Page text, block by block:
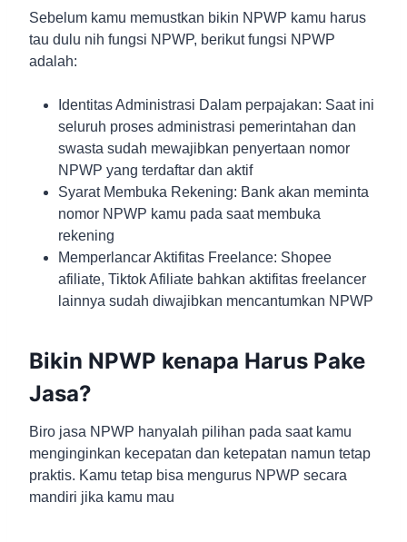
Sebelum kamu memustkan bikin NPWP kamu harus
tau dulu nih fungsi NPWP, berikut fungsi NPWP
adalah:
Identitas Administrasi Dalam perpajakan: Saat ini
seluruh proses administrasi pemerintahan dan
swasta sudah mewajibkan penyertaan nomor
NPWP yang terdaftar dan aktif
Syarat Membuka Rekening: Bank akan meminta
nomor NPWP kamu pada saat membuka
rekening
Memperlancar Aktifitas Freelance: Shopee
afiliate, Tiktok Afiliate bahkan aktifitas freelancer
lainnya sudah diwajibkan mencantumkan NPWP
Bikin NPWP kenapa Harus Pake
Jasa?
Biro jasa NPWP hanyalah pilihan pada saat kamu
menginginkan kecepatan dan ketepatan namun tetap
praktis. Kamu tetap bisa mengurus NPWP secara
mandiri jika kamu mau